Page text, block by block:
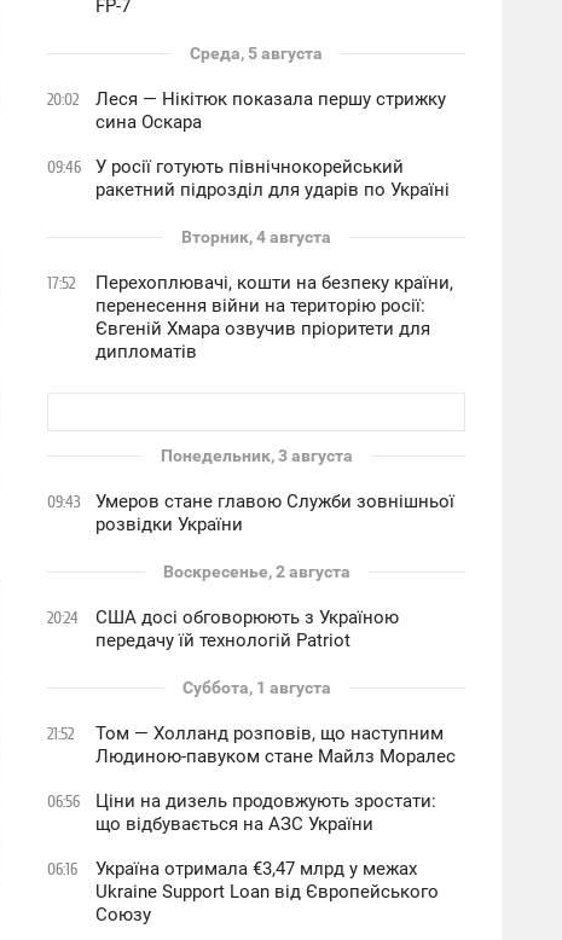
FP-7
Среда, 5 августа
20:02
Леся — Нікітюк показала першу стрижку
сина Оскара
09:46
У росії готують північнокорейський
ракетний підрозділ для ударів по Україні
Вторник, 4 августа
17:52
Перехоплювачі, кошти на безпеку країни,
перенесення війни на територію росії:
Євгеній Хмара озвучив пріоритети для
дипломатів
Понедельник, 3 августа
09:43
Умеров стане главою Служби зовнішньої
розвідки України
Воскресенье, 2 августа
20:24
США досі обговорюють з Україною
передачу їй технологій Patriot
Суббота, 1 августа
21:52
Том — Холланд розповів, що наступним
Людиною-павуком стане Майлз Моралес
06:56
Ціни на дизель продовжують зростати:
що відбувається на АЗС України
06:16
Україна отримала €3,47 млрд у межах
Ukraine Support Loan від Європейського
Союзу